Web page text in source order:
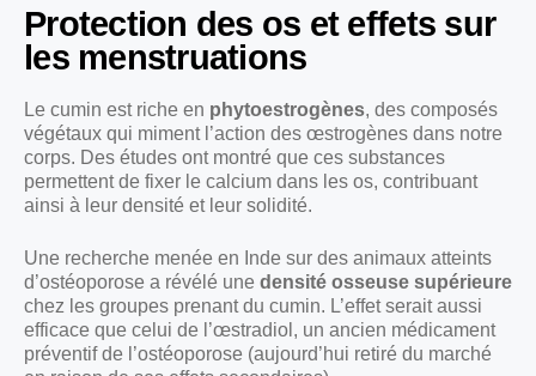
Protection des os et effets sur
les menstruations
Le cumin est riche en phytoestrogènes, des composés
végétaux qui miment l’action des œstrogènes dans notre
corps. Des études ont montré que ces substances
permettent de fixer le calcium dans les os, contribuant
ainsi à leur densité et leur solidité.
Une recherche menée en Inde sur des animaux atteints
d’ostéoporose a révélé une densité osseuse supérieure
chez les groupes prenant du cumin. L’effet serait aussi
efficace que celui de l’œstradiol, un ancien médicament
préventif de l’ostéoporose (aujourd’hui retiré du marché